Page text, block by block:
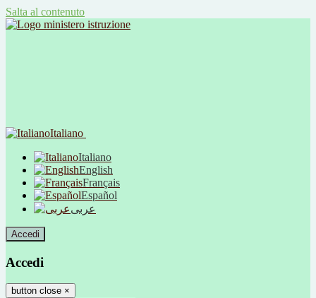
Salta al contenuto
Italiano
Italiano
English
Français
Español
عربى
Accedi
Accedi
button close ×